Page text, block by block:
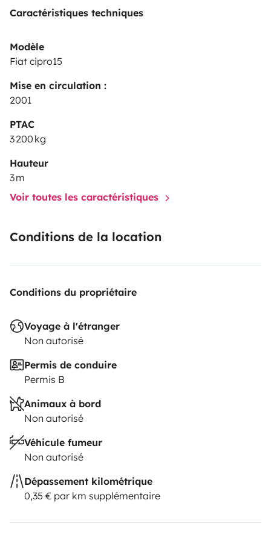
Caractéristiques techniques
Modèle
Fiat cipro15
Mise en circulation :
2001
PTAC
3 200 kg
Hauteur
3 m
Voir toutes les caractéristiques
Conditions de la location
Conditions du propriétaire
Voyage à l'étranger
Non autorisé
Permis de conduire
Permis B
Animaux à bord
Non autorisé
Véhicule fumeur
Non autorisé
Dépassement kilométrique
0,35 € par km supplémentaire